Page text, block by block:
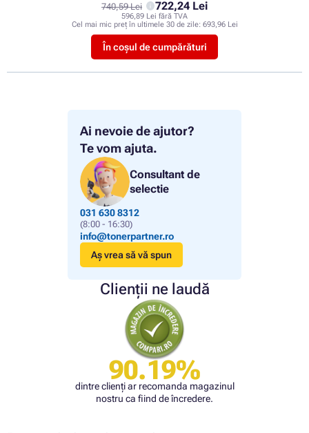
Ai nevoie de ajutor?
Te vom ajuta.
Consultant de
selectie
031 630 8312
(8:00 - 16:30)
info@tonerpartner.ro
Aș vrea să vă spun
Clienții ne laudă
90.19%
dintre clienți ar recomanda magazinul
nostru ca fiind de încredere.
740,59 Lei 722,24 Lei
596,89 Lei fără TVA
Cel mai mic preț în ultimele 30 de zile: 693,96 Lei
În coșul de cumpărături